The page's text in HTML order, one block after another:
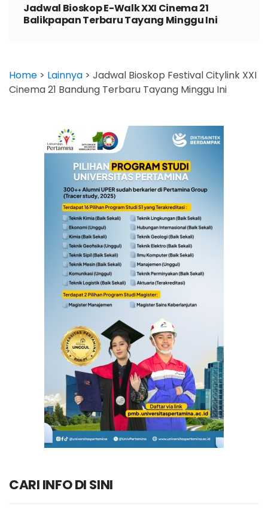
Jadwal Bioskop E-Walk XXI Cinema 21
Balikpapan Terbaru Tayang Minggu Ini
Home > Lainnya > Jadwal Bioskop Festival Citylink XXI
Cinema 21 Bandung Terbaru Tayang Minggu Ini
CARI INFO DI SINI